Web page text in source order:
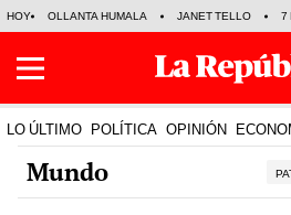
HOY OLLANTA HUMALA JANET TELLO 7
LO ÚLTIMO POLÍTICA OPINIÓN
Mundo